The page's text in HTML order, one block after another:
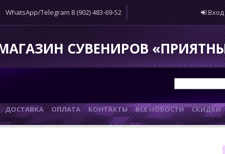
WhatsApp/Telegram 8 (902) 483-69-52 Вход
СУВЕНИРОВ
ДОСТАВКА ОПЛАТА КОНТАКТЫ ВСЕ НОВОСТИ СКИДКИ